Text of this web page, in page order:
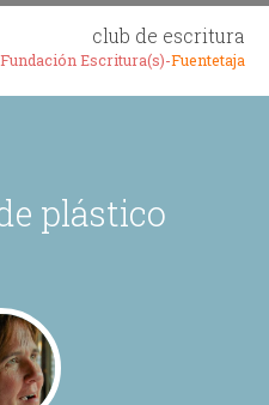
club de escritura
Fundación Escritura(s)-Fuentetaja
plástico